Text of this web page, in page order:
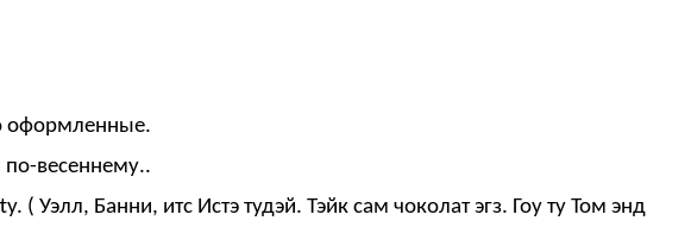
оформленные.
весеннему..
Уэлл, Банни, итс Истэ тудэй. Тэйк сам чоколат эгз. Гоу ту Том энд